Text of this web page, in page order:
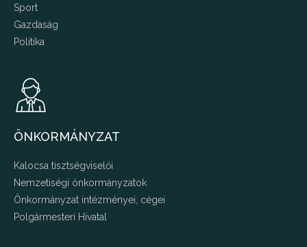
Sport
Gazdaság
Politika
ÖNKORMÁNYZAT
Kalocsa tisztségviselői
Nemzetiségi önkormányzatok
Önkormányzat intézményei, cégei
Polgármesteri Hivatal